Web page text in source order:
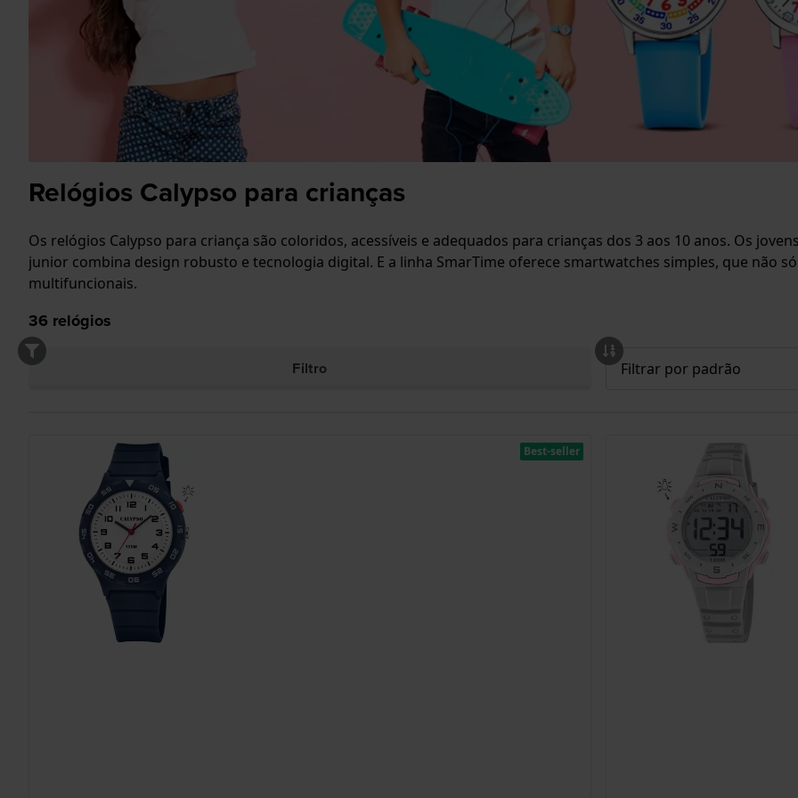
Relógios Calypso para crianças
Os relógios Calypso para criança são coloridos, acessíveis e adequados para crianças dos 3 aos 10 anos. Os
junior combina design robusto e tecnologia digital. E a linha SmarTime oferece smartwatches simples, que não
multifuncionais.
36 relógios
Filtro
Best-seller